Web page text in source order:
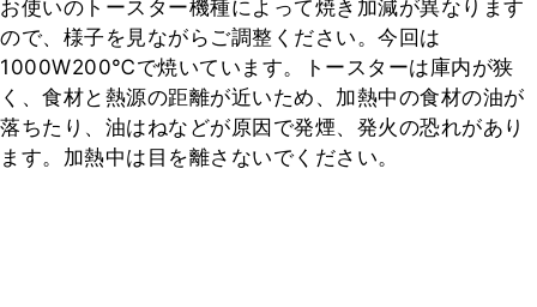
お使いのトースター機種によって焼き加減が異なります
ので、様子を見ながらご調整ください。今回は
1000W200℃で焼いています。トースターは庫内が狭
く、食材と熱源の距離が近いため、加熱中の食材の油が
落ちたり、油はねなどが原因で発煙、発火の恐れがあり
ます。加熱中は目を離さないでください。